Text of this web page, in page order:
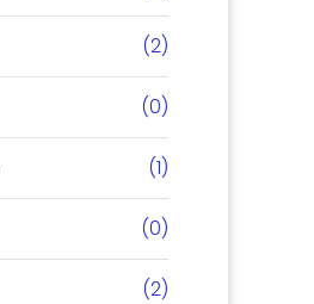
(2)
(0)
(1)
(0)
(2)